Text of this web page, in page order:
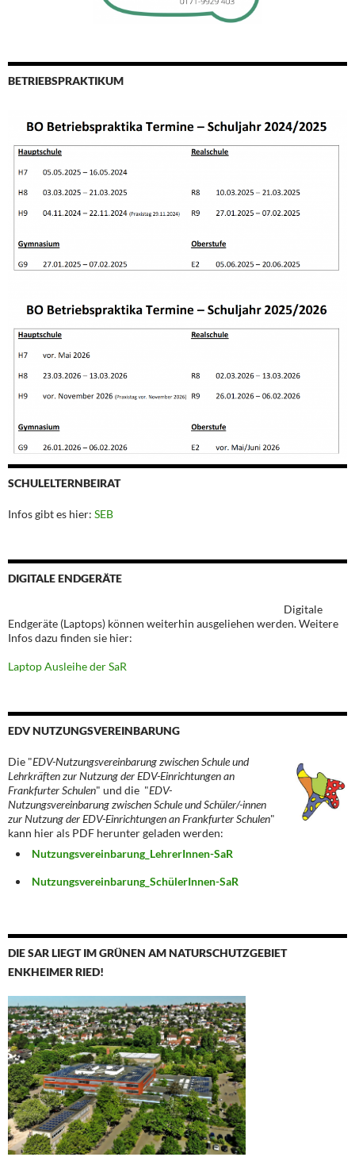
BETRIEBSPRAKTIKUM
SCHULELTERNBEIRAT
Infos gibt es hier: SEB
DIGITALE ENDGERÄTE
Digitale
Endgeräte (Laptops) können weiterhin ausgeliehen werden. Weitere
Infos dazu finden sie hier:
Laptop Ausleihe der SaR
EDV NUTZUNGSVEREINBARUNG
Die "EDV-Nutzungsvereinbarung zwischen Schule und
Lehrkräften zur Nutzung der EDV-Einrichtungen an
Frankfurter Schulen" und die "EDV-
Nutzungsvereinbarung zwischen Schule und Schüler/-innen
zur Nutzung der EDV-Einrichtungen an Frankfurter Schulen"
kann hier als PDF herunter geladen werden:
Nutzungsvereinbarung_LehrerInnen-SaR
Nutzungsvereinbarung_SchülerInnen-SaR
DIE SAR LIEGT IM GRÜNEN AM NATURSCHUTZGEBIET
ENKHEIMER RIED!